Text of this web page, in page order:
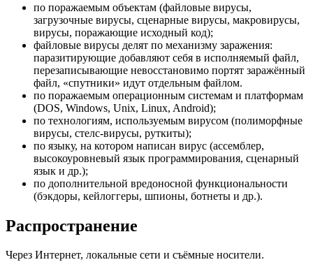
по поражаемым объектам (файловые вирусы,
загрузочные вирусы, сценарные вирусы, макровирусы,
вирусы, поражающие исходный код);
файловые вирусы делят по механизму заражения:
паразитирующие добавляют себя в исполняемый файл,
перезаписывающие невосстановимо портят заражённый
файл, «спутники» идут отдельным файлом.
по поражаемым операционным системам и платформам
(DOS, Windows, Unix, Linux, Android);
по технологиям, используемым вирусом (полиморфные
вирусы, стелс-вирусы, руткиты);
по языку, на котором написан вирус (ассемблер,
высокоуровневый язык программирования, сценарный
язык и др.);
по дополнительной вредоносной функциональности
(бэкдоры, кейлоггеры, шпионы, ботнеты и др.).
Распространение
Через Интернет, локальные сети и съёмные носители.